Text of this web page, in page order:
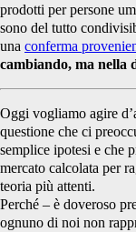
prodotti per persone
sono del tutto
una conferma
cambiando, ma nella
Oggi vogliamo agire
questione che ci
semplice ipotesi e che
mercato calcolata per
teoria più attenti.
Perché – è doveroso
ognuno di noi non